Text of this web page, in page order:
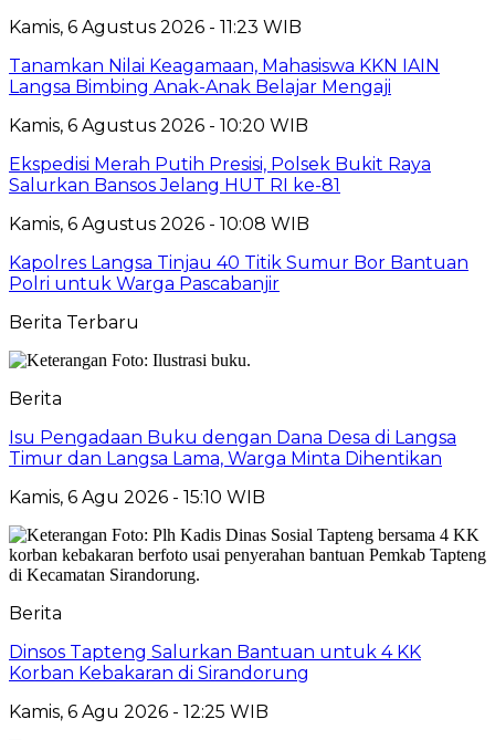
Kamis, 6 Agustus 2026 - 11:23 WIB
Tanamkan Nilai Keagamaan, Mahasiswa KKN IAIN
Langsa Bimbing Anak-Anak Belajar Mengaji
Kamis, 6 Agustus 2026 - 10:20 WIB
Ekspedisi Merah Putih Presisi, Polsek Bukit Raya
Salurkan Bansos Jelang HUT RI ke-81
Kamis, 6 Agustus 2026 - 10:08 WIB
Kapolres Langsa Tinjau 40 Titik Sumur Bor Bantuan
Polri untuk Warga Pascabanjir
Berita Terbaru
Berita
Isu Pengadaan Buku dengan Dana Desa di Langsa
Timur dan Langsa Lama, Warga Minta Dihentikan
Kamis, 6 Agu 2026 - 15:10 WIB
Berita
Dinsos Tapteng Salurkan Bantuan untuk 4 KK
Korban Kebakaran di Sirandorung
Kamis, 6 Agu 2026 - 12:25 WIB